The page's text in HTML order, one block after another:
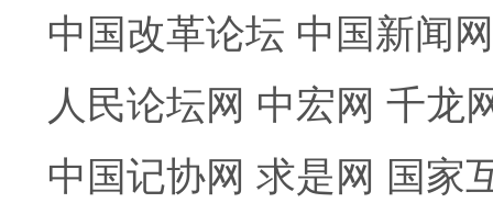
中国改革论坛 中国新闻网
人民论坛网 中宏网 千龙
中国记协网 求是网 国家